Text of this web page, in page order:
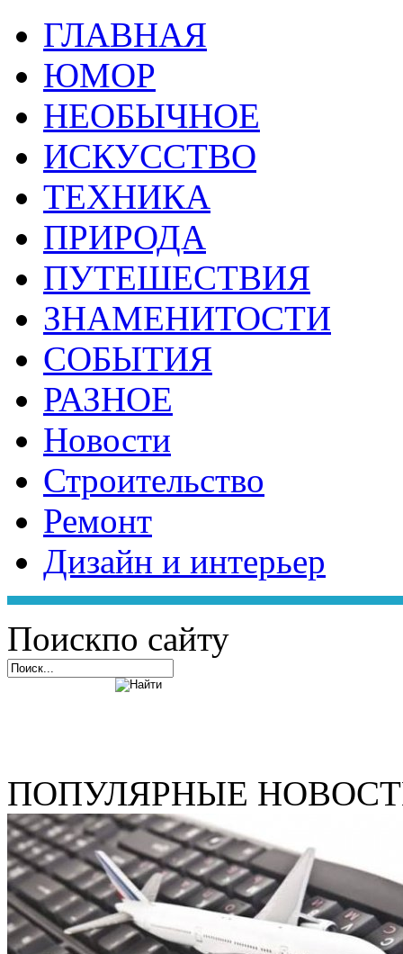
ГЛАВНАЯ
ЮМОР
НЕОБЫЧНОЕ
ИСКУССТВО
ТЕХНИКА
ПРИРОДА
ПУТЕШЕСТВИЯ
ЗНАМЕНИТОСТИ
СОБЫТИЯ
РАЗНОЕ
Новости
Строительство
Ремонт
Дизайн и интерьер
Поискпо сайту
ПОПУЛЯРНЫЕ